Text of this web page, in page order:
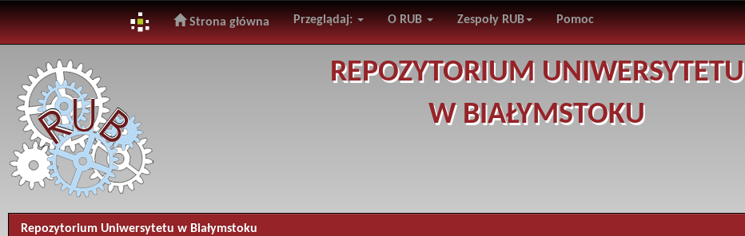
navigation
Strona główna Przeglądaj: O RUB Zespoły RUB Pomoc
REPOZYTORIUM UNIWERSYTETU
W BIAŁYMSTOKU
Repozytorium Uniwersytetu w Białymstoku